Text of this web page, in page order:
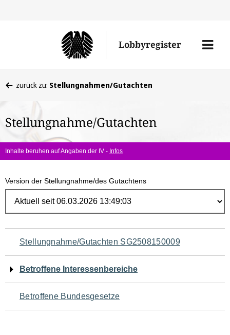
Lobbyregister
Menü
befinden
hier:
zurück zu: Stellungnahmen/Gutachten
Stellungnahme/Gutachten
Inhalte beruhen auf Angaben der IV - Infos
Version der Stellungnahme/des Gutachtens
Navigation
für
den
Seiteninhalt
Stellungnahme/Gutachten SG2508150009
Betroffene Interessenbereiche
Betroffene Bundesgesetze